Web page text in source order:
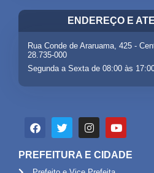
ENDEREÇO E
Rua Conde de Araruama, 425 -
28.735-000
Segunda a Sexta de 08:00 às
PREFEITURA E CIDADE